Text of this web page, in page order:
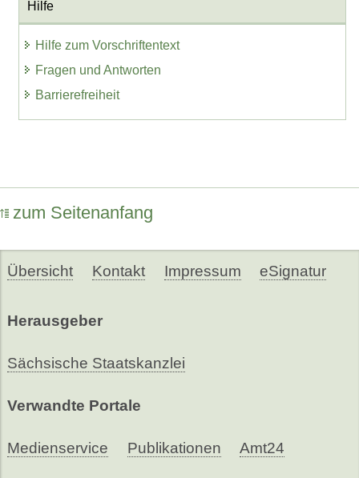
Hilfe
Hilfe zum Vorschriftentext
Fragen und Antworten
Barrierefreiheit
zum Seitenanfang
Übersicht Kontakt Impressum eSignatur
Herausgeber
Sächsische Staatskanzlei
Verwandte Portale
Medienservice Publikationen Amt24